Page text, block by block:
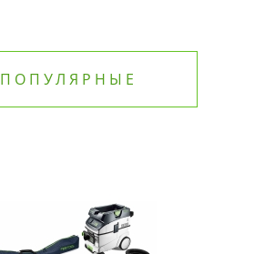
ПОПУЛЯРНЫЕ